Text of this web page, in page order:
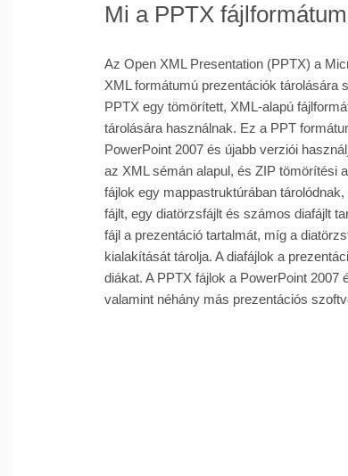
Mi a PPTX fájlformátum
Az Open XML Presentation (PPTX) a
XML formátumú prezentációk tárolására
PPTX egy tömörített, XML-alapú
tárolására használnak. Ez a PPT
PowerPoint 2007 és újabb verziói
az XML sémán alapul, és ZIP tömörítési
fájlok egy mappastruktúrában
fájlt, egy diatörzsfájlt és számos diafájlt
fájl a prezentáció tartalmát, míg a
kialakítását tárolja. A diafájlok a
diákat. A PPTX fájlok a PowerPoint 2007
valamint néhány más prezentációs